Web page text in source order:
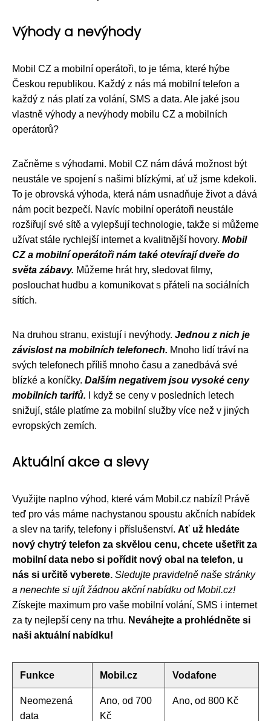
Výhody a nevýhody
Mobil CZ a mobilní operátoři, to je téma, které hýbe
Českou republikou. Každý z nás má mobilní telefon a
každý z nás platí za volání, SMS a data. Ale jaké jsou
vlastně výhody a nevýhody mobilu CZ a mobilních
operátorů?
Začněme s výhodami. Mobil CZ nám dává možnost být
neustále ve spojení s našimi blízkými, ať už jsme kdekoli.
To je obrovská výhoda, která nám usnadňuje život a dává
nám pocit bezpečí. Navíc mobilní operátoři neustále
rozšiřují své sítě a vylepšují technologie, takže si můžeme
užívat stále rychlejší internet a kvalitnější hovory. Mobil
CZ a mobilní operátoři nám také otevírají dveře do
světa zábavy. Můžeme hrát hry, sledovat filmy,
poslouchat hudbu a komunikovat s přáteli na sociálních
sítích.
Na druhou stranu, existují i nevýhody. Jednou z nich je
závislost na mobilních telefonech. Mnoho lidí tráví na
svých telefonech příliš mnoho času a zanedbává své
blízké a koníčky. Dalším negativem jsou vysoké ceny
mobilních tarifů. I když se ceny v posledních letech
snižují, stále platíme za mobilní služby více než v jiných
evropských zemích.
Aktuální akce a slevy
Využijte naplno výhod, které vám Mobil.cz nabízí! Právě
teď pro vás máme nachystanou spoustu akčních nabídek
a slev na tarify, telefony i příslušenství. Ať už hledáte
nový chytrý telefon za skvělou cenu, chcete ušetřit za
mobilní data nebo si pořídit nový obal na telefon, u
nás si určitě vyberete. Sledujte pravidelně naše stránky
a nenechte si ujít žádnou akční nabídku od Mobil.cz!
Získejte maximum pro vaše mobilní volání, SMS i internet
za ty nejlepší ceny na trhu. Neváhejte a prohlédněte si
naši aktuální nabídku!
Funkce Mobil.cz Vodafone
Neomezená
data
Ano, od 700
Kč
Ano, od 800 Kč